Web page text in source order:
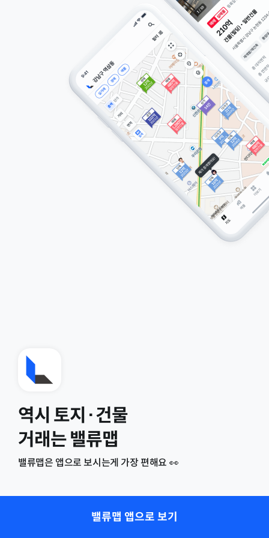
역시 토지·건물
거래는 밸류맵
밸류맵은 앱으로 보시는게 가장 편해요 👀
밸류맵 앱으로 보기